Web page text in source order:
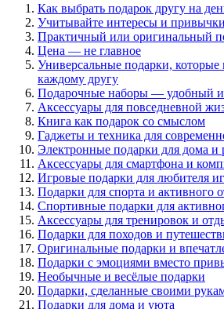
Как выбрать подарок другу на
Учитывайте интересы и
Практичный или оригинальный
Цена — не главное
Универсальные подарки, которые
каждому другу
Подарочные наборы — удобный и
Аксессуары для повседневной
Книга как подарок со смыслом
Гаджеты и техника для
Электронные подарки для дома и
Аксессуары для смартфона и
Игровые подарки для любителя
Подарки для спорта и активного
Спортивные подарки для
Аксессуары для тренировок и
Подарки для походов и
Оригинальные подарки и
Подарки с эмоциями вместо
Необычные и весёлые подарки
Подарки, сделанные своими
Подарки для дома и уюта